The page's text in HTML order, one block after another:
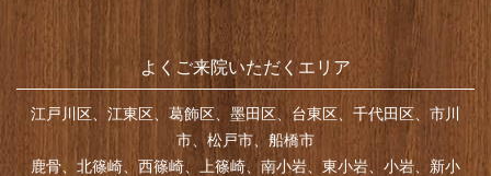
よくご来院いただくエリア
江戸川区、江東区、葛飾区、墨田区、台東区、千代田区、市川
市、松戸市、船橋市
鹿骨、北篠崎、西篠崎、上篠崎、南小岩、東小岩、小岩、新小